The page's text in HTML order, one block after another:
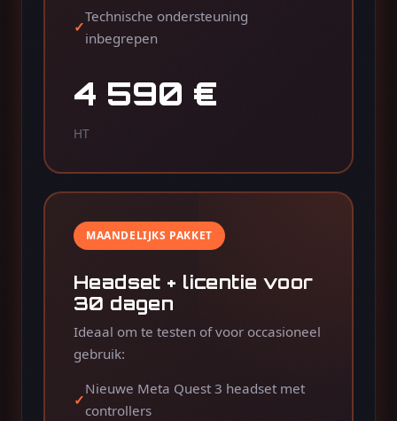
Technische ondersteuning
inbegrepen
4 590 €
HT
MAANDELIJKS PAKKET
Headset + licentie voor
30 dagen
Ideaal om te testen of voor occasioneel
gebruik:
Nieuwe Meta Quest 3 headset met
controllers